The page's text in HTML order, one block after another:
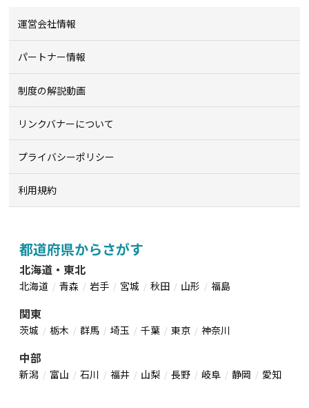
運営会社情報
パートナー情報
制度の解説動画
リンクバナーについて
プライバシーポリシー
利用規約
都道府県からさがす
北海道・東北
北海道 青森 岩手 宮城 秋田 山形 福島
関東
茨城 栃木 群馬 埼玉 千葉 東京 神奈川
中部
新潟 富山 石川 福井 山梨 長野 岐阜 静岡 愛知